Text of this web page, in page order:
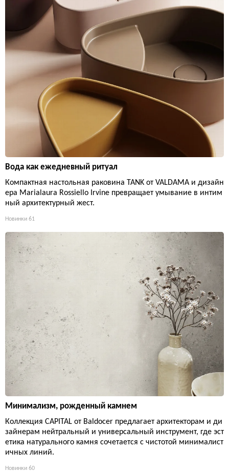
Вода как ежедневный ритуал
Компактная настольная раковина TANK от VALDAMA и дизайн
ера Marialaura Rossiello Irvine превращает умывание в интим
ный архитектурный жест.
Новинки 61
Минимализм, рожденный камнем
Коллекция CAPITAL от Baldocer предлагает архитекторам и ди
зайнерам нейтральный и универсальный инструмент, где эст
етика натурального камня сочетается с чистотой минималист
ичных линий.
Новинки 60